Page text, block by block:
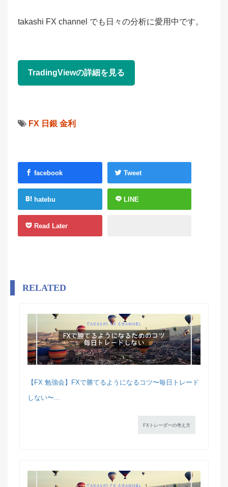
takashi FX channel でも日々の分析に愛用中です。
TradingViewの詳細を見る
FX 日銀 金利
facebook Tweet
hatebu LINE
Read Later
RELATED
【FX 勉強会】FXで勝てるようになるコツ〜毎日トレード
しない〜...
FXトレーダーの考え方